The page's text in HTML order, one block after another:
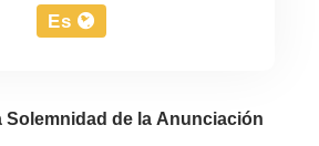
Es
Solemnidad de la Anunciación